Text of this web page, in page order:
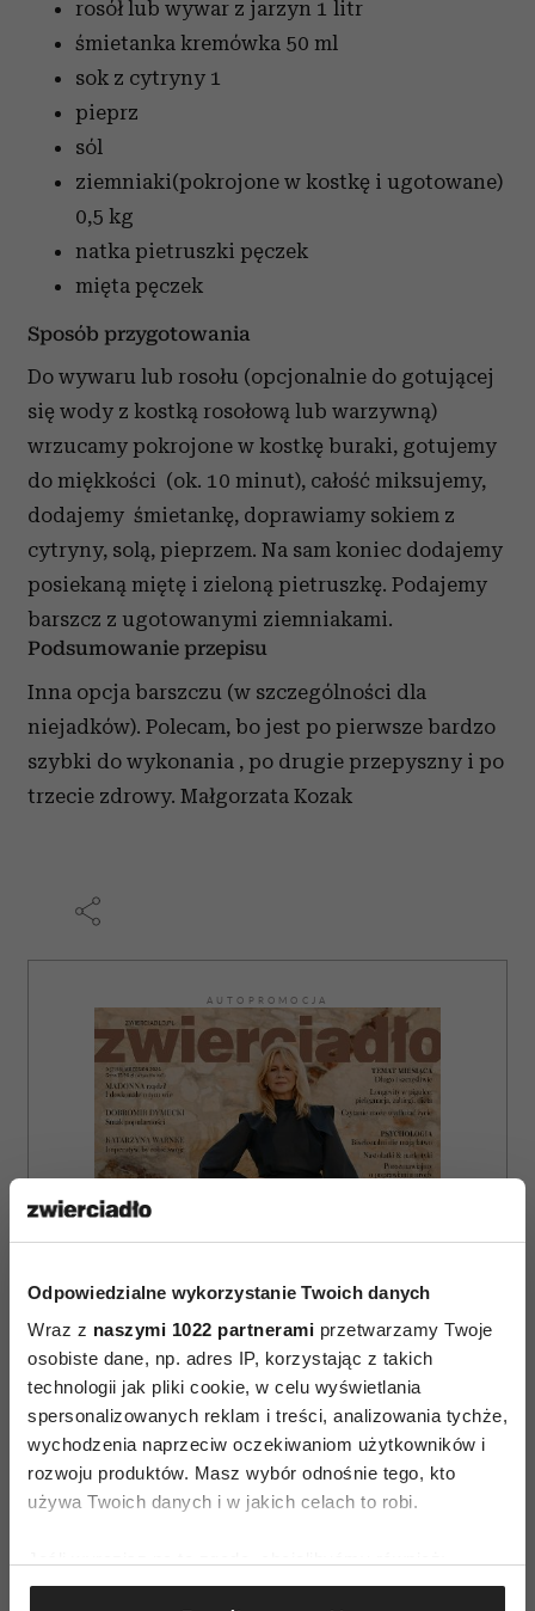
Odpowiedzialne wykorzystanie Twoich danych
Wraz z naszymi 1022 partnerami przetwarzamy Twoje
osobiste dane, np. adres IP, korzystając z takich
technologii jak pliki cookie, w celu wyświetlania
spersonalizowanych reklam i treści, analizowania tychże,
wychodzenia naprzeciw oczekiwaniom użytkowników i
rozwoju produktów. Masz wybór odnośnie tego, kto
używa Twoich danych i w jakich celach to robi.
Gromadzić dane dotyczące Twojej lokalizacji
rosół lub wywar z jarzyn 1 litr
śmietanka kremówka 50 ml
sok z cytryny 1
pieprz
sól
ziemniaki(pokrojone w kostkę i ugotowane)
0,5 kg
natka pietruszki pęczek
mięta pęczek
Sposób przygotowania
Do wywaru lub rosołu (opcjonalnie do gotującej
się wody z kostką rosołową lub warzywną)
wrzucamy pokrojone w kostkę buraki, gotujemy
do miękkości (ok. 10 minut), całość miksujemy,
dodajemy śmietankę, doprawiamy sokiem z
cytryny, solą, pieprzem. Na sam koniec dodajemy
posiekaną miętę i zieloną pietruszkę. Podajemy
barszcz z ugotowanymi ziemniakami.
Podsumowanie przepisu
Inna opcja barszczu (w szczególności dla
niejadków). Polecam, bo jest po pierwsze bardzo
szybki do wykonania , po drugie przepyszny i po
trzecie zdrowy. Małgorzata Kozak
AUTOPROMOCJA
ZAMÓW